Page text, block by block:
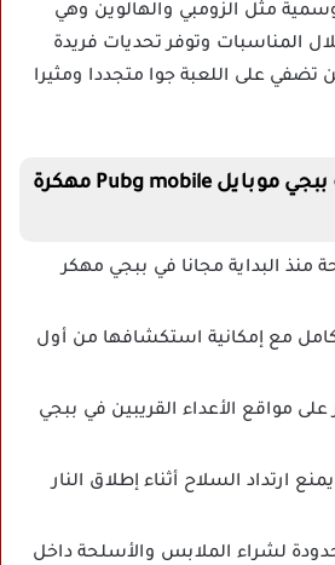
مثل الزومبي والهالوين وهي
المناسبات وتوفر تحديات فريدة
تضفي على اللعبة جوا متجددا ومثيرا
مميزات تحميل لعبة ببجي موبايل Pubg mobile مهكرة
منذ البداية مجانا في ببجي مهكر
مع إمكانية استكشافها من أول
مواقع الأعداء القريبين في ببجي
ارتداد السلاح أثناء إطلاق النار
لشراء الملابس والأسلحة داخل